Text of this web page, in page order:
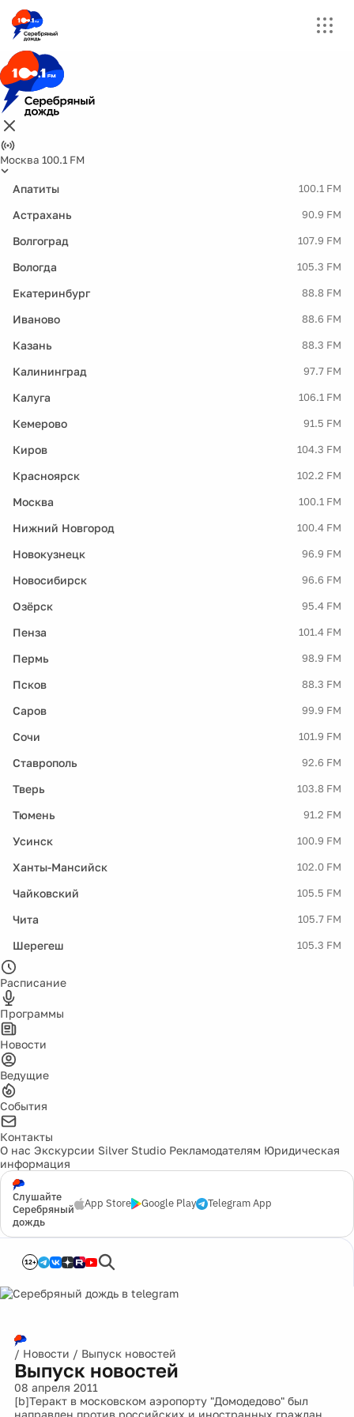
Москва 100.1 FM
Апатиты 100.1 FM
Астрахань 90.9 FM
Волгоград 107.9 FM
Вологда 105.3 FM
Екатеринбург 88.8 FM
Иваново 88.6 FM
Казань 88.3 FM
Калининград 97.7 FM
Калуга 106.1 FM
Кемерово 91.5 FM
Киров 104.3 FM
Красноярск 102.2 FM
Москва 100.1 FM
Нижний Новгород 100.4 FM
Новокузнецк 96.9 FM
Новосибирск 96.6 FM
Озёрск 95.4 FM
Пенза 101.4 FM
Пермь 98.9 FM
Псков 88.3 FM
Саров 99.9 FM
Сочи 101.9 FM
Ставрополь 92.6 FM
Тверь 103.8 FM
Тюмень 91.2 FM
Усинск 100.9 FM
Ханты-Мансийск 102.0 FM
Чайковский 105.5 FM
Чита 105.7 FM
Шерегеш 105.3 FM
Расписание
Программы
Новости
Ведущие
События
Контакты
О нас Экскурсии Silver Studio Рекламодателям Юридическая
информация
Слушайте
Серебряный
дождь
App Store Google Play Telegram App
12+
/ Новости / Выпуск новостей
Выпуск новостей
08 апреля 2011
[b]Теракт в московском аэропорту "Домодедово" был